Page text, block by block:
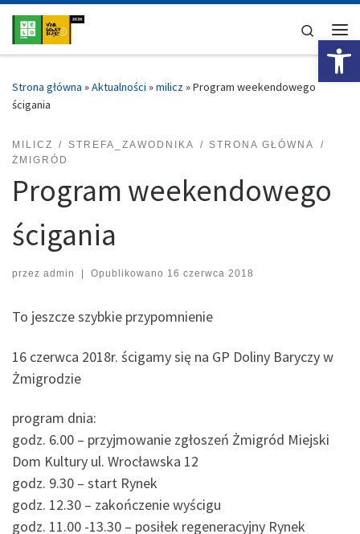
Przejdź do treści
Search
Strona główna »Aktualności »milicz»Program weekendowego
ścigania
MILICZ STREFA_ZAWODNIKA
STRONA GŁÓWNA
ŻMIGRÓD
Program weekendowego
ścigania
przez admin Opublikowano 16 czerwca 2018
To jeszcze szybkie przypomnienie
16 czerwca 2018r. ścigamy się na GP Doliny Baryczy w
Żmigrodzie
program dnia:
godz. 6.00 – przyjmowanie zgłoszeń Żmigród Miejski
Dom Kultury ul. Wrocławska 12
godz. 9.30 – start Rynek
godz. 12.30 – zakończenie wyścigu
godz. 11.00 -13.30 – posiłek regeneracyjny Rynek